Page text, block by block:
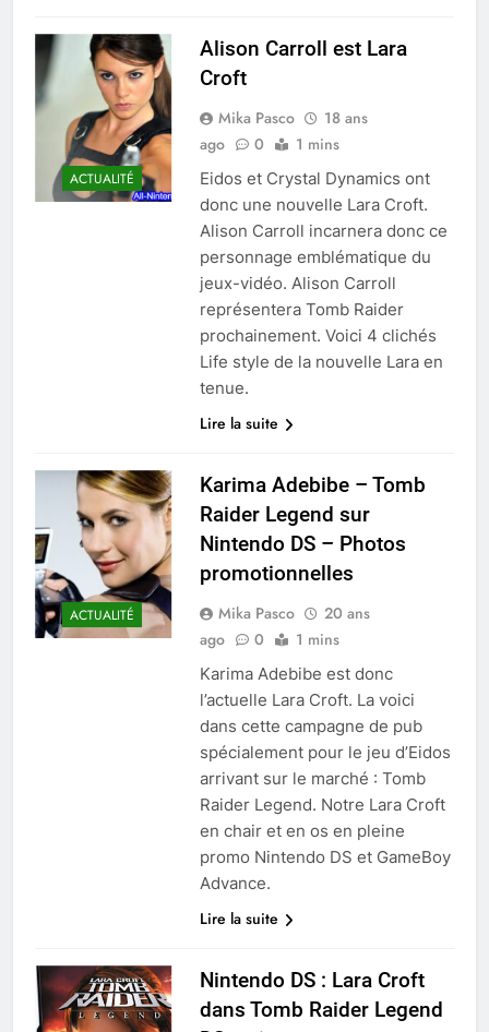
ACTUALITÉ
Alison Carroll est Lara
Croft
Mika Pasco
18 ans
ago
0 1 mins
Eidos et Crystal Dynamics ont
donc une nouvelle Lara Croft.
Alison Carroll incarnera donc ce
personnage emblématique du
jeux-vidéo. Alison Carroll
représentera Tomb Raider
prochainement. Voici 4 clichés
Life style de la nouvelle Lara en
tenue.
Lire la suite
ACTUALITÉ
Karima Adebibe – Tomb
Raider Legend sur
Nintendo DS – Photos
promotionnelles
Mika Pasco
20 ans
ago
0 1 mins
Karima Adebibe est donc
l’actuelle Lara Croft. La voici
dans cette campagne de pub
spécialement pour le jeu d’Eidos
arrivant sur le marché : Tomb
Raider Legend. Notre Lara Croft
en chair et en os en pleine
promo Nintendo DS et GameBoy
Advance.
Lire la suite
Nintendo DS : Lara Croft
dans Tomb Raider Legend